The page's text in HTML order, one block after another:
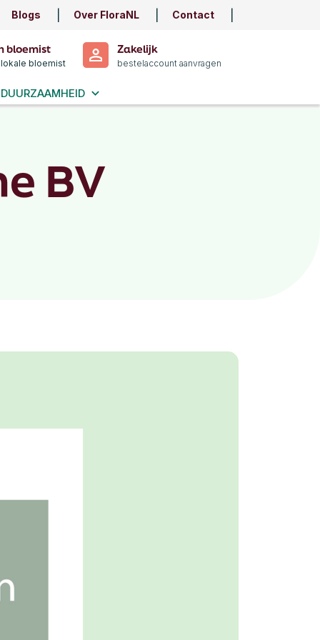
Blogs Over FloraNL Contact
bloemist
bloemist
Zakelijk
bestelaccount aanvragen
DUURZAAMHEID
BV